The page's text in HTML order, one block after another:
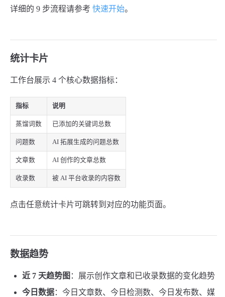
详细的 9 步流程请参考 快速开始。
统计卡片
工作台展示 4 个核心数据指标：
指标 说明
蒸馏词数 已添加的关键词总数
问题数 AI 拓展生成的问题总数
文章数 AI 创作的文章总数
收录数 被 AI 平台收录的内容数
点击任意统计卡片可跳转到对应的功能页面。
数据趋势
近 7 天趋势图 ：展示创作文章和已收录数据的变化趋势
今日数据：今日文章数、今日检测数、今日发布数、媒